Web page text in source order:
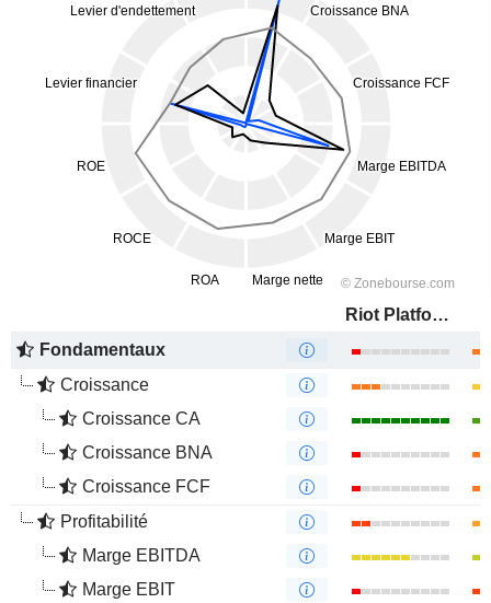
Riot Platforms, Inc.
Fondamentaux
Croissance
Croissance CA
Croissance BNA
Croissance FCF
Profitabilité
Marge EBITDA
Marge EBIT